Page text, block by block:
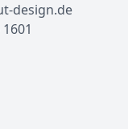
design.de